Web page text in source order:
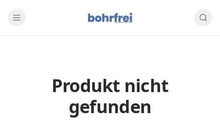
Produkt nicht
gefunden